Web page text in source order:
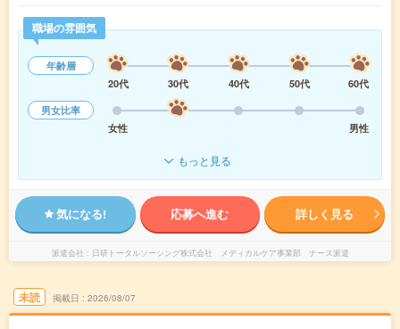
職場の雰囲気
年齢層
20代
30代 40代 50代
60代
男女比率
女性
男性
もっと見る
気になる! 応募へ進む 詳しく見る
派遣会社 日研トータルソーシング株式会社 メディカルケア事業部 ナース派遣
未読 掲載日 2026/08/07